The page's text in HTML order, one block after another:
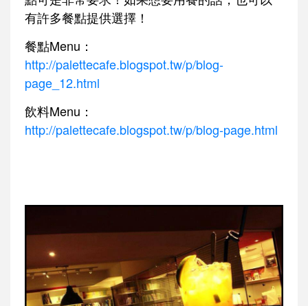
有許多餐點提供選擇！
餐點Menu：
http://palettecafe.blogspot.tw/p/blog-
page_12.html
飲料Menu：
http://palettecafe.blogspot.tw/p/blog-page.html